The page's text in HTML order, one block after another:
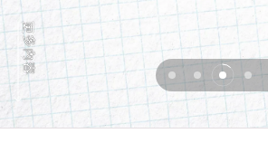
更
多
內
容